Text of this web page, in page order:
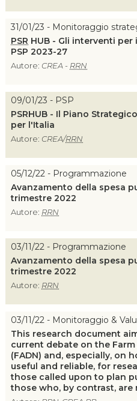
31/01/23 - Monitoraggio
PSR HUB - Gli interventi
PSP 2023-27
Autore: CREA - RRN
09/01/23 - PSP
PSRHUB - Il Piano
per l'Italia
Autore: CREA/RRN
05/12/22 - Programmazione
Avanzamento della spesa
trimestre 2022
Autore: RRN
03/11/22 - Programmazione
Avanzamento della spesa
trimestre 2022
Autore: RRN
03/11/22 - Monitoraggio &
This research document
current debate on the
(FADN) and, especially, on
useful and reliable, for
those called upon to plan
those who, by contrast,